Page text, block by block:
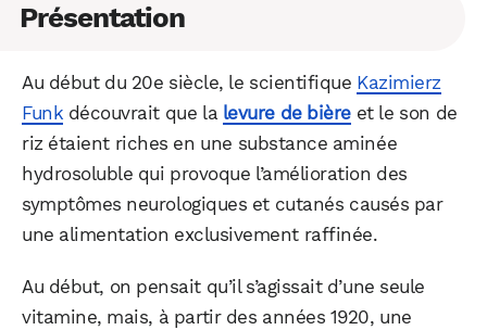
Présentation
Au début du 20e siècle, le scientifique Kazimierz
Funk découvrait que la levure de bièreet le son de
riz étaient riches en une substance aminée
hydrosoluble qui provoque l’amélioration des
symptômes neurologiques et cutanés causés par
une alimentation exclusivement raffinée.
Au début, on pensait qu’il s’agissait d’une seule
vitamine, mais, à partir des années 1920, une